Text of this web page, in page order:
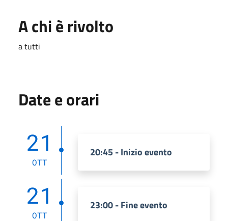
A chi è rivolto
a tutti
Date e orari
21
OTT
20:45 - Inizio evento
21
OTT
23:00 - Fine evento